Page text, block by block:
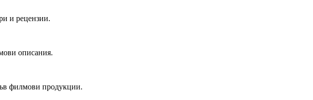
и рецензии.
описания.
филмови продукции.